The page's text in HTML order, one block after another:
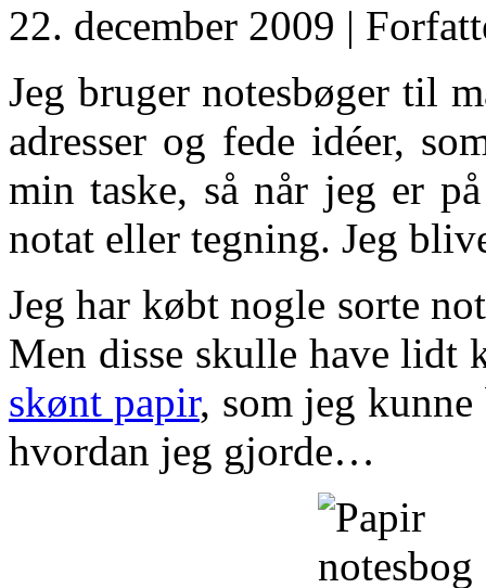
22. december 2009 |
Jeg bruger notesbøger til
adresser og fede idéer,
min taske, så når jeg er
notat eller tegning. Jeg
Jeg har købt nogle sorte
Men disse skulle have lidt
skønt papir, som jeg
hvordan jeg gjorde…